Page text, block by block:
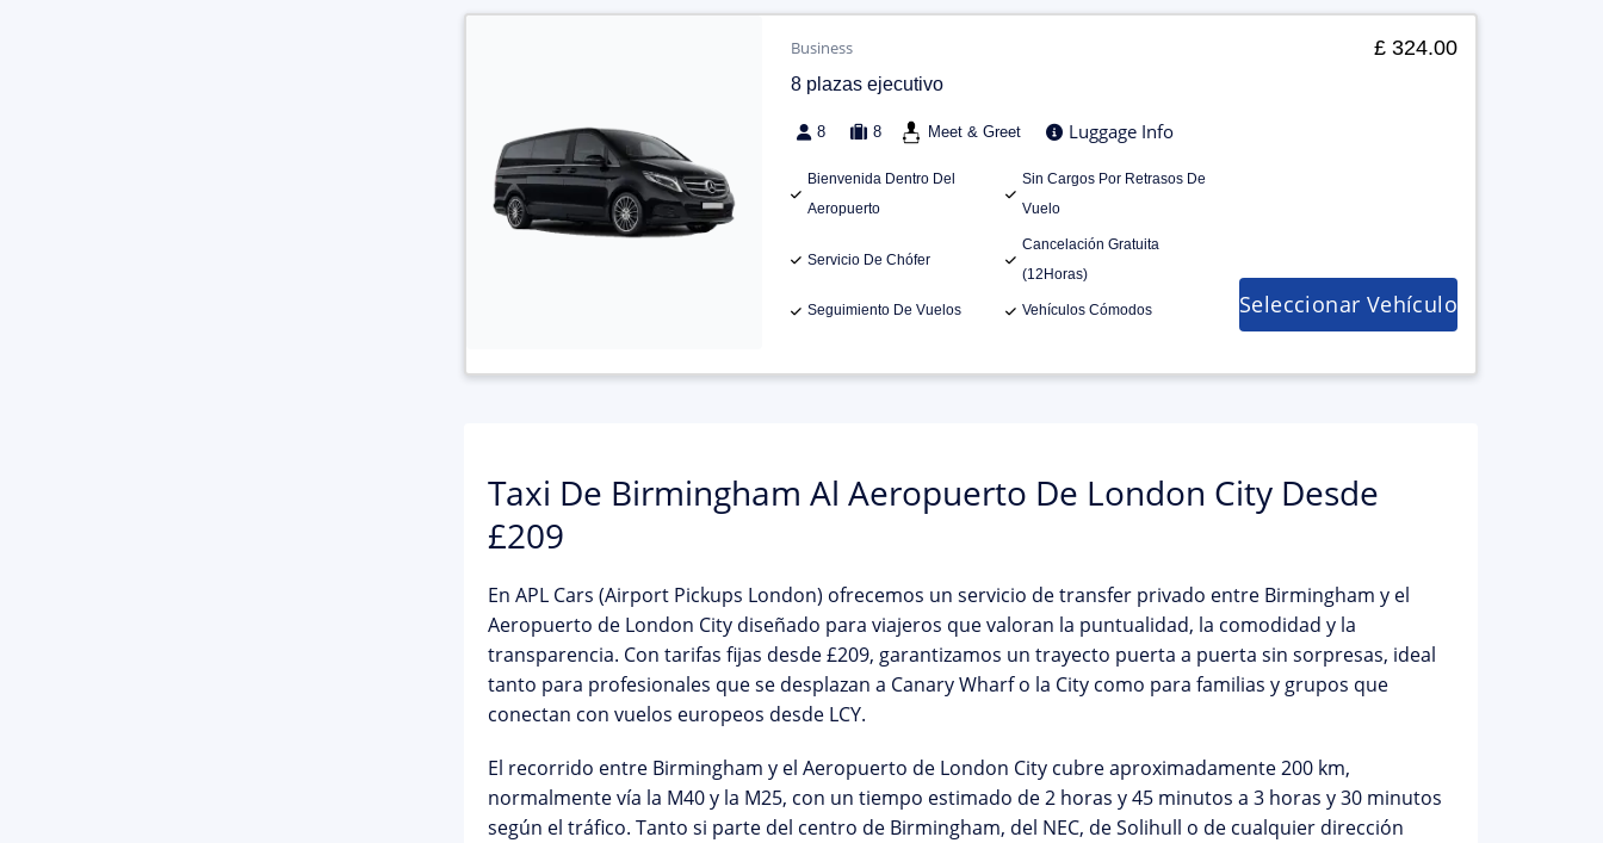
Business
8 plazas ejecutivo
8 8 Meet & Greet Luggage Info
Bienvenida Dentro Del
Aeropuerto
Sin Cargos Por Retrasos De
Vuelo
Servicio De Chófer
Cancelación Gratuita
(12Horas)
Seguimiento De Vuelos Vehículos Cómodos
£ 324.00
Seleccionar Vehículo
Taxi De Birmingham Al Aeropuerto De London City Desde
£209
En APL Cars (Airport Pickups London) ofrecemos un servicio de transfer privado entre Birmingham y el
Aeropuerto de London Citydiseñado para viajeros que valoran la puntualidad, la comodidad y la
transparencia. Con tarifas fijas desde£209, garantizamos un trayecto puerta a puerta sin sorpresas, ideal
tanto para profesionales que se desplazan a Canary Wharf o la City como para familias y grupos que
conectan con vuelos europeos desde LCY.
El recorrido entre Birmingham y el Aeropuerto de London City cubre aproximadamente 200 km,
normalmente vía la M40 y la M25, con un tiempo estimado de2 horas y 45 minutos a 3 horas y 30 minutos
según el tráfico. Tanto si parte del centro de Birmingham, del NEC, de Solihull o de cualquier dirección